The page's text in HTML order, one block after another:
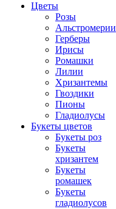
Цветы
Розы
Альстромерии
Герберы
Ирисы
Ромашки
Лилии
Хризантемы
Гвоздики
Пионы
Гладиолусы
Букеты цветов
Букеты роз
Букеты
хризантем
Букеты
ромашек
Букеты
гладиолусов